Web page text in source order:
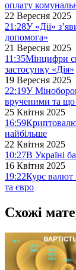
оплату
22 Вересня 2025
21:28У «Дії»
допомога»
21 Вересня 2025
11:35Мінцифри
застосунку «Дія»
19 Вересня 2025
22:19У
врученими та що
25 Квітня 2025
16:59
найбільше
22 Квітня 2025
10:27В Україні
16 Квітня 2025
19:22Курс валют
та євро
Схожі